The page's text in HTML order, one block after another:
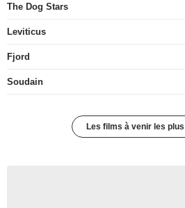
The Dog Stars
Leviticus
Fjord
Soudain
Les films à venir les